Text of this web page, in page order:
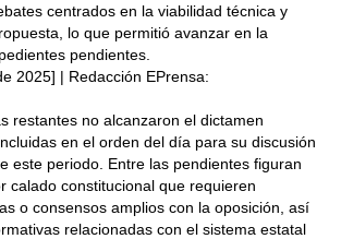
centrados en la viabilidad técnica y
lo que permitió avanzar en la
pendientes.
2025] | Redacción EPrensa:
restantes no alcanzaron el dictamen
en el orden del día para su discusión
este periodo. Entre las pendientes figuran
calado constitucional que requieren
o consensos amplios con la oposición, así
relacionadas con el sistema estatal